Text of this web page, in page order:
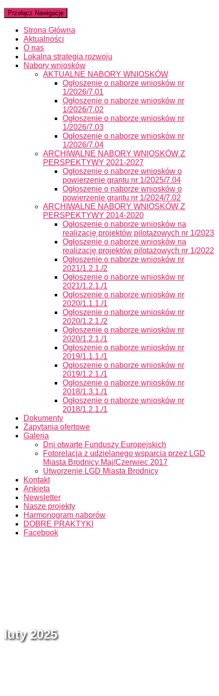
Przełącz Nawigację
Strona Główna
Aktualności
O nas
Lokalna strategia rozwoju
Nabory wniosków
AKTUALNE NABORY WNIOSKÓW
Ogłoszenie o naborze wniosków nr
1/2026/7.01
Ogłoszenie o naborze wniosków nr
1/2026/7.02
Ogłoszenie o naborze wniosków nr
1/2026/7.03
Ogłoszenie o naborze wniosków nr
1/2026/7.04
ARCHIWALNE NABORY WNIOSKÓW Z
PERSPEKTYWY 2021-2027
Ogłoszenie o naborze wniosków o
powierzenie grantu nr 1/2025/7.04
Ogłoszenie o naborze wniosków o
powierzenie grantu nr 1/2024/7.02
ARCHIWALNE NABORY WNIOSKÓW Z
PERSPEKTYWY 2014-2020
Ogłoszenie o naborze wniosków na
realizację projektów pilotażowych nr 1/2023
Ogłoszenie o naborze wniosków na
realizację projektów pilotażowych nr 1/2022
Ogłoszenie o naborze wniosków nr
2021/1.2.1./2
Ogłoszenie o naborze wniosków nr
2021/1.2.1./1
Ogłoszenie o naborze wniosków nr
2020/1.1.1./1
Ogłoszenie o naborze wniosków nr
2020/1.2.1./2
Ogłoszenie o naborze wniosków nr
2020/1.2.1./1
Ogłoszenie o naborze wniosków nr
2019/1.1.1./1
Ogłoszenie o naborze wniosków nr
2019/1.2.1./1
Ogłoszenie o naborze wniosków nr
2018/1.3.1./1
Ogłoszenie o naborze wniosków nr
2018/1.2.1./1
Dokumenty
Zapytania ofertowe
Galeria
Dni otwarte Funduszy Europejskich
Fotorelacja z udzielanego wsparcia przez LGD
Miasta Brodnicy Maj/Czerwiec 2017
Utworzenie LGD Miasta Brodnicy
Kontakt
Ankieta
Newsletter
Nasze projekty
Harmonogram naborów
DOBRE PRAKTYKI
Facebook
luty 2025